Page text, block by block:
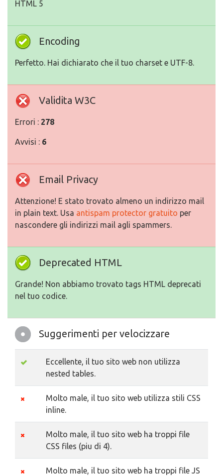
HTML 5
Encoding
Perfetto. Hai dichiarato che il tuo charset e UTF-8.
Validita W3C
Errori : 278
Avvisi : 6
Email Privacy
Attenzione! E stato trovato almeno un indirizzo mail
in plain text. Usa antispam protector gratuito per
nascondere gli indirizzi mail agli spammers.
Deprecated HTML
Grande! Non abbiamo trovato tags HTML deprecati
nel tuo codice.
Suggerimenti per velocizzare
Eccellente, il tuo sito web non utilizza
nested tables.
Molto male, il tuo sito web utilizza stili CSS
inline.
Molto male, il tuo sito web ha troppi file
CSS files (piu di 4).
Molto male, il tuo sito web ha troppi file JS